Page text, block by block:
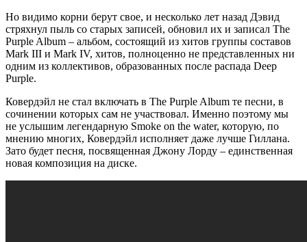
Но видимо корни берут свое, и несколько лет назад Дэвид
стряхнул пыль со старых записей, обновил их и записал The
Purple Album – альбом, состоящий из хитов группы составов
Mark III и Mark IV, хитов, полноценно не представленных ни
одним из коллективов, образованных после распада Deep
Purple.
Ковердэйл не стал включать в The Purple Album те песни, в
сочинении которых сам не участвовал. Именно поэтому мы
не услышим легендарную Smoke on the water, которую, по
мнению многих, Ковердэйл исполняет даже лучше Гиллана.
Зато будет песня, посвященная Джону Лорду – единственная
новая композиция на диске.